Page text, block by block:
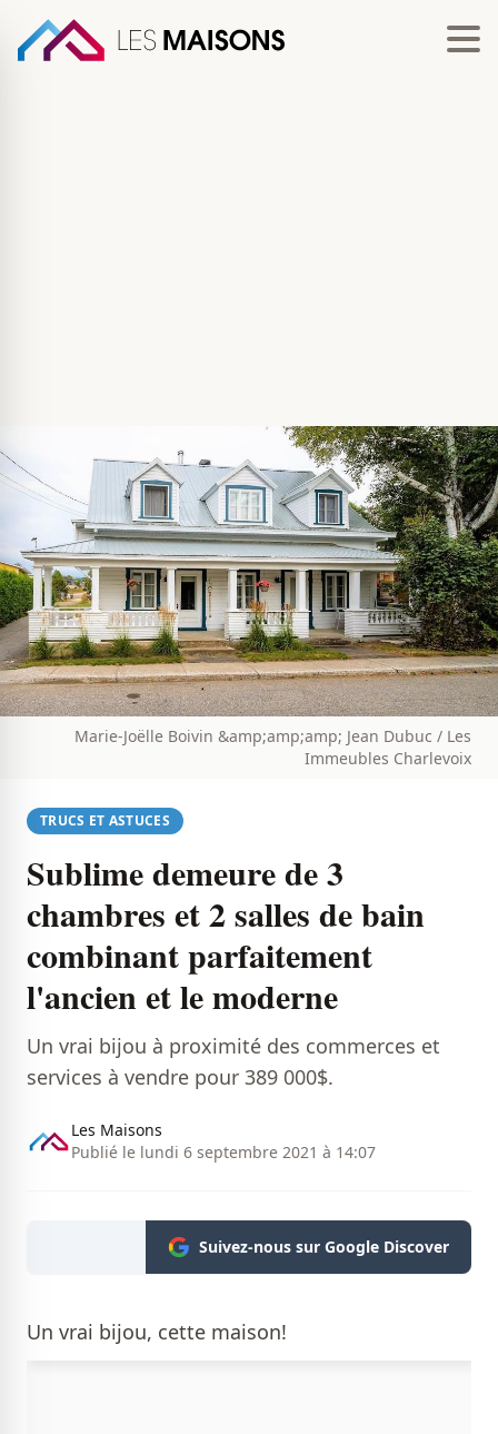
Marie-Joëlle Boivin &amp;amp;amp; Jean Dubuc / Les
Immeubles Charlevoix
TRUCS ET ASTUCES
Sublime demeure de 3
chambres et 2 salles de bain
combinant parfaitement
l'ancien et le moderne
Un vrai bijou à proximité des commerces et
services à vendre pour 389 000$.
Les Maisons
Publié le lundi 6 septembre 2021 à 14:07
Suivez-nous sur Google Discover
Un vrai bijou, cette maison!